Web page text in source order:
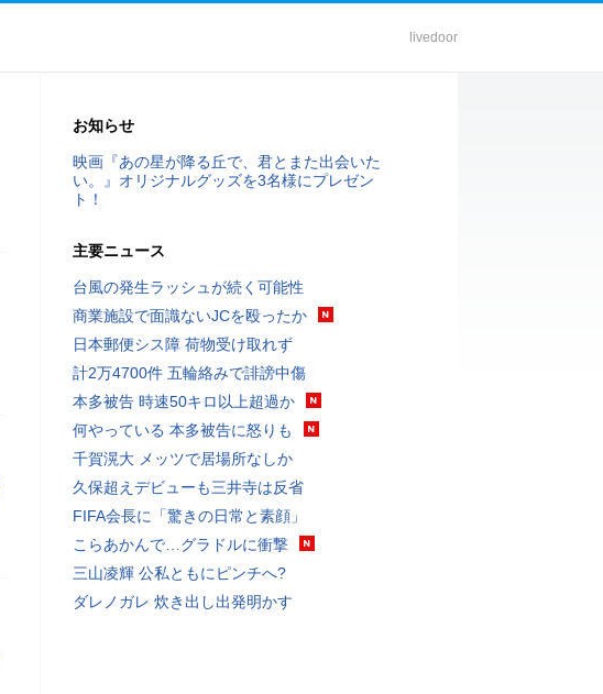
livedoor
お知らせ
映画『あの星が降る丘で、君とまた出会いた
い。』オリジナルグッズを3名様にプレゼン
ト！
主要ニュース
台風の発生ラッシュが続く可能性
商業施設で面識ないJCを殴ったか
日本郵便シス障 荷物受け取れず
計2万4700件 五輪絡みで誹謗中傷
本多被告 時速50キロ以上超過か
何やっている 本多被告に怒りも
千賀滉大 メッツで居場所なしか
久保超えデビューも三井寺は反省
FIFA会長に「驚きの日常と素顔」
こらあかんで…グラドルに衝撃
三山凌輝 公私ともにピンチへ?
ダレノガレ 炊き出し出発明かす